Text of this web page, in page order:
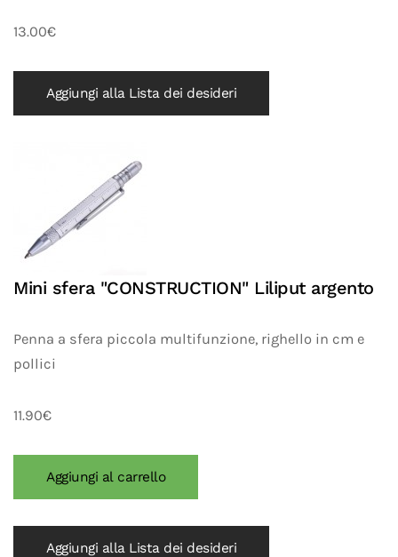
13.00€
Aggiungi alla Lista dei desideri
Mini sfera "CONSTRUCTION" Liliput argento
Penna a sfera piccola multifunzione, righello in cm e
pollici
11.90€
Aggiungi alla Lista dei desideri